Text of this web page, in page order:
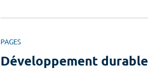
PAGES
Développement durable